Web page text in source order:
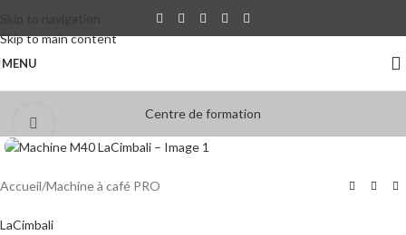
Skip to main content
MENU
Centre de formation
Accueil/Machine à café PRO
LaCimbali